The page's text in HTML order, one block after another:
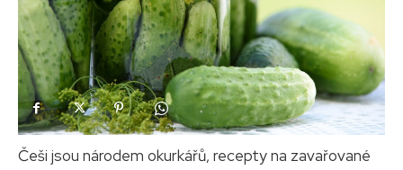
Češi jsou národem okurkářů, recepty na zavařované